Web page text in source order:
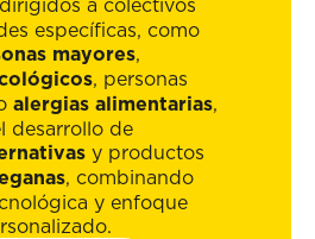
dirigidos a colectivos
específicas, como
mayores,
, personas
alergias alimentarias,
desarrollo de
y productos
, combinando
y enfoque